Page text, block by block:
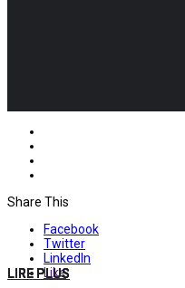
LIRE PLUS
LIRE PLUS
LIRE PLUS
Share This
Facebook
Twitter
LinkedIn
Like